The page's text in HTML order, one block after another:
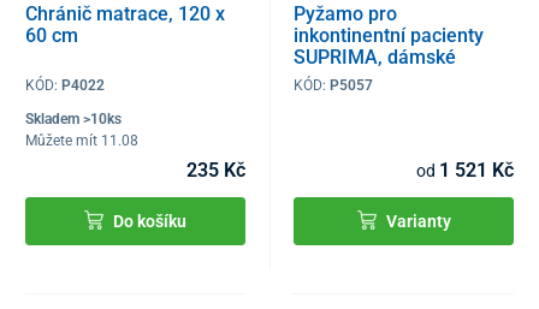
Chránič matrace, 120 x
60 cm
KÓD: P4022
Skladem >10ks
Můžete mít 11.08
235 Kč
Do košíku
Pyžamo pro
inkontinentní pacienty
SUPRIMA, dámské
KÓD: P5057
od 1 521 Kč
Varianty